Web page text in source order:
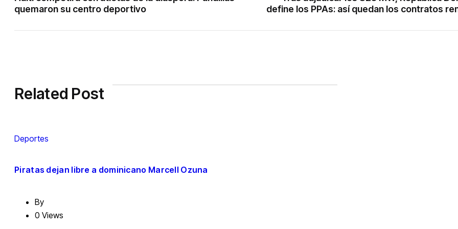
quemaron su centro deportivo
define los PPAs: así quedan los contratos
Related Post
Deportes
Piratas dejan libre a dominicano Marcell Ozuna
By
0 Views